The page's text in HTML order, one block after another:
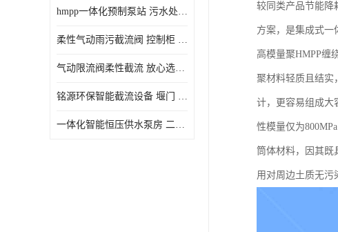
hmpp一体化预制泵站 污水处理系统 乡镇学校市政排水 厂家供应
柔性气动雨污截流阀 控制柜 远程控制安全性高检修方便
气动限流阀柔性截流 放心选购 控源截污铭源环保
铭源环保智能截流设备 堰门 铸铁调节闸门作用 源头商家 可定制
一体化智能恒压供水泵房 二次加压供水设备户外智慧泵房
较同类产品节能降
方案，是集成式一
高模量聚HMPP缠
聚材料轻质且结实
计，更容易组成大
性模量仅为
筒体材料，因其既
用对周边土质无污